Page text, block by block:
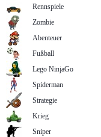
Rennspiele
Zombie
Abenteuer
Fußball
Lego NinjaGo
Spiderman
Strategie
Krieg
Sniper